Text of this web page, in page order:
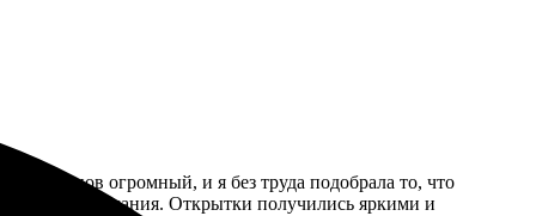
дизайнов огромный, и я без труда подобрала то, что
все ожидания. Открытки получились яркими и